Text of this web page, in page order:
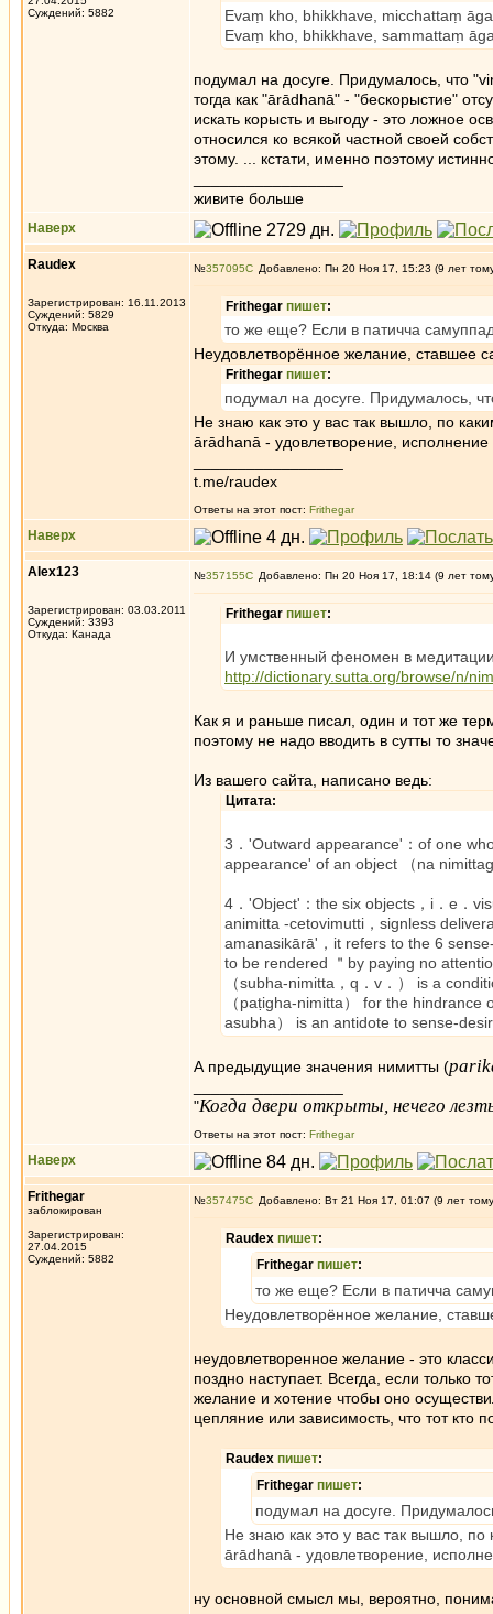
Суждений: 5882
Evaṃ kho, bhikkhave, micchattaṃ
Evaṃ kho, bhikkhave, sammattaṃ
подумал на досуге. Придумалось, что
тогда как "ārādhanā" - "бескорыстие"
искать корысть и выгоду - это ложное
относился ко всякой частной своей
этому. ... кстати, именно поэтому
живите больше
Наверх
Raudex
Зарегистрирован: 16.11.2013
Суждений: 5829
Откуда: Москва
№357095 Добавлено: Пн 20 Ноя 17, 15:23 (9 лет
Frithegar пишет:
то же еще? Если в патичча
Неудовлетворённое желание, ставшее
Frithegar пишет:
подумал на досуге. Придумалось,
Не знаю как это у вас так вышло, по
ārādhanā - удовлетворение,
t.me/raudex
Ответы на этот пост: Frithegar
Наверх
Alex123
Зарегистрирован: 03.03.2011
Суждений: 3393
Откуда: Канада
№357155 Добавлено: Пн 20 Ноя 17, 18:14 (9 лет
Frithegar пишет:
И умственный феномен в
http://dictionary.sutta.org/browse/n/
Как я и раньше писал, один и тот же
поэтому не надо вводить в сутты то
Из вашего сайта, написано ведь:
Цитата:
3．'Outward appearance'：of one
appearance' of an object （na
4．'Object'：the six objects，i．e．
animitta -cetovimutti，signless
amanasikārā'，it refers to the 6
to be rendered ＂by paying no
（subha-nimitta，q．v．） is a
（paṭigha-nimitta） for the
asubha） is an antidote to sense-
А предыдущие значения нимитты (
"Когда двери открыты, нечего
Ответы на этот пост: Frithegar
Наверх
Frithegar
заблокирован
Зарегистрирован:
27.04.2015
Суждений: 5882
№357475 Добавлено: Вт 21 Ноя 17, 01:07 (9 лет
Raudex пишет:
Frithegar пишет:
то же еще? Если в патичча
Неудовлетворённое желание,
неудовлетворенное желание - это
поздно наступает. Всегда, если только
желание и хотение чтобы оно
цепляние или зависимость, что тот кто
Raudex пишет:
Frithegar пишет:
подумал на досуге.
Не знаю как это у вас так вышло,
ārādhanā - удовлетворение,
ну основной смысл мы, вероятно,